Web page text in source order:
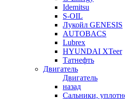
Idemitsu
S-OIL
Лукойл GENESIS
AUTOBACS
Lubrex
HYUNDAI XTeer
Татнефть
Двигатель
Двигатель
назад
Сальники,